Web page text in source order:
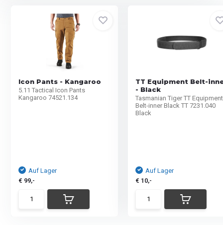
Icon Pants - Kangaroo
5.11 Tactical Icon Pants
Kangaroo 74521.134
Auf Lager
€ 99,-
TT Equipment Belt-
- Black
Tasmanian Tiger TT Equipment
Belt-inner Black TT 7231.040
Black
Auf Lager
€ 10,-